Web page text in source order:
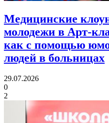
Медицинские
молодежи в Арт-
как с помощью
людей в больницах
29.07.2026
0
2